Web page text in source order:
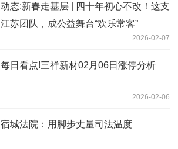
动态:新春走基层 | 四十年初心不改！这支
江苏团队，成公益舞台“欢乐常客”
2026-02-07
每日看点!三祥新材02月06日涨停分析
2026-02-06
宿城法院：用脚步丈量司法温度